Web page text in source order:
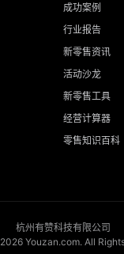
成功案例
行业报告
新零售资讯
活动沙龙
新零售工具
经营计算器
零售知识百科
杭州有赞科技有限公司
2026Youzan.com. All